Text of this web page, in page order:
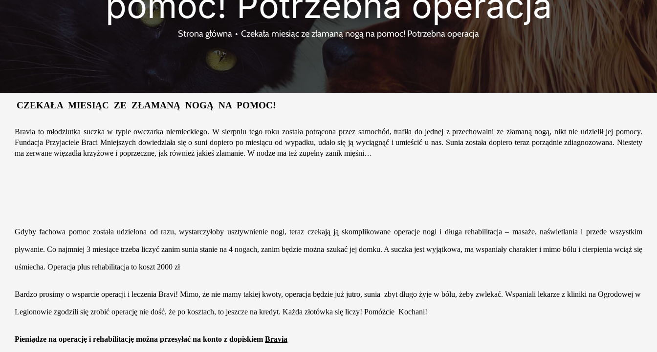
Strona główna Czekała miesiąc ze złamaną nogą na pomoc! Potrzebna operacja
CZEKAŁA MIESIĄC ZE ZŁAMANĄ NOGĄ NA POMOC!
Bravia to młodziutka suczka w typie owczarka niemieckiego. W sierpniu tego roku została potrącona przez samochód, trafiła do jednej z przechowalni ze złamaną nogą, nikt nie udzielił jej pomocy.
Fundacja Przyjaciele Braci Mniejszych dowiedziała się o suni dopiero po miesiącu od wypadku, udało się ją wyciągnąć i umieścić u nas. Sunia została dopiero teraz porządnie zdiagnozowana. Niestety
ma zerwane więzadła krzyżowe i poprzeczne, jak również jakieś złamanie. W nodze ma też zupełny zanik mięśni…
Gdyby fachowa pomoc została udzielona od razu, wystarczyłoby usztywnienie nogi, teraz czekają ją skomplikowane operacje nogi i długa rehabilitacja – masaże, naświetlania i przede wszystkim
pływanie. Co najmniej 3 miesiące trzeba liczyć zanim sunia stanie na 4 nogach, zanim będzie można szukać jej domku. A suczka jest wyjątkowa, ma wspaniały charakter i mimo bólu i cierpienia wciąż się
uśmiecha. Operacja plus rehabilitacja to koszt 2000 zł
Bardzo prosimy o wsparcie operacji i leczenia Bravi! Mimo, że nie mamy takiej kwoty, operacja będzie już jutro, sunia zbyt długo żyje w bólu, żeby zwlekać. Wspaniali lekarze z kliniki na Ogrodowej w
Legionowie zgodzili się zrobić operację nie dość, że po kosztach, to jeszcze na kredyt. Każda złotówka się liczy! Pomóżcie Kochani!
Pieniądze na operację i rehabilitację można przesyłać na konto z dopiskiem Bravia